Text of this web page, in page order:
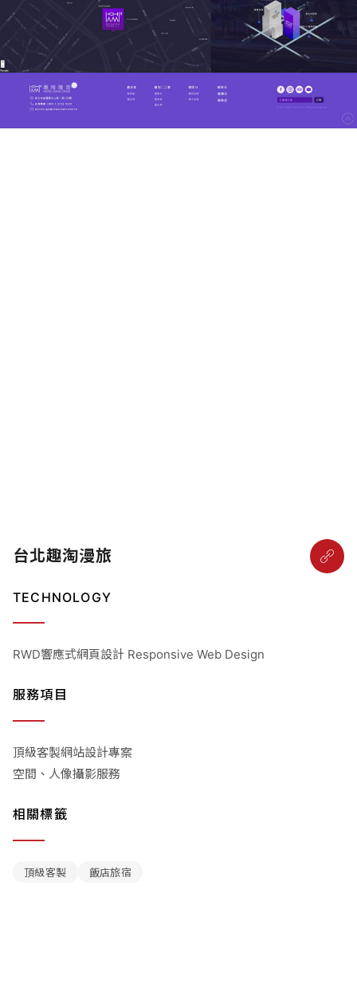
台北趣淘漫旅
TECHNOLOGY
RWD響應式網頁設計 Responsive Web Design
服務項目
頂級客製網站設計專案
空間、人像攝影服務
相關標籤
頂級客製 飯店旅宿